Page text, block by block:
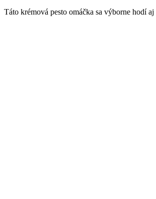
Táto krémová pesto omáčka sa výborne hodí aj